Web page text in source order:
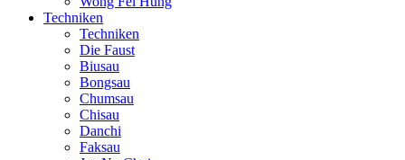
Techniken
Techniken
Die Faust
Biusau
Bongsau
Chumsau
Chisau
Danchi
Faksau